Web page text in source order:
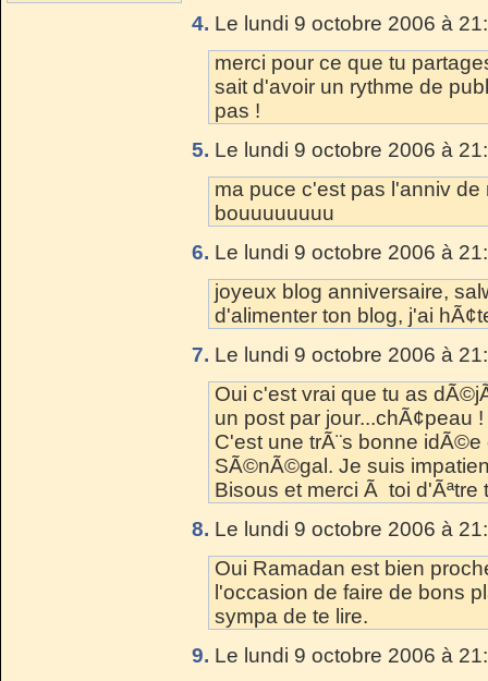
4. Le lundi 9 octobre 2006 à
merci pour ce que tu
sait d'avoir un rythme de
pas !
5. Le lundi 9 octobre 2006 à
ma puce c'est pas l'anniv de
bouuuuuuuu
6. Le lundi 9 octobre 2006 à
joyeux blog anniversaire,
d'alimenter ton blog, j'ai
7. Le lundi 9 octobre 2006 à
Oui c'est vrai que tu as
un post par jour...chÃ¢peau !
C'est une trÃ¨s bonne
SÃ©nÃ©gal. Je suis
Bisous et merci Ã toi d'Ãªtre
8. Le lundi 9 octobre 2006 à
Oui Ramadan est bien
l'occasion de faire de bons
sympa de te lire.
9. Le lundi 9 octobre 2006 à